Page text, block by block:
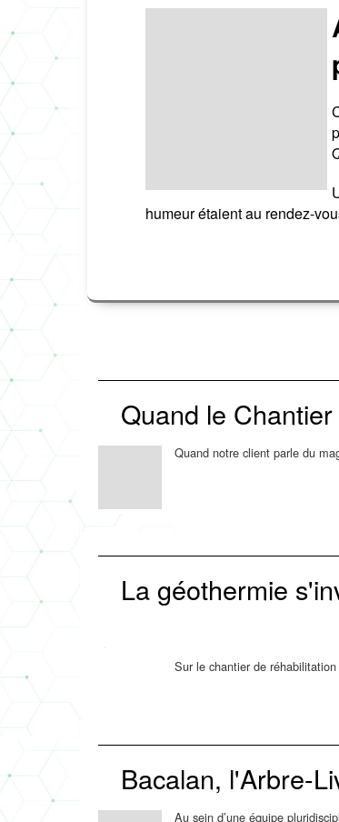
humeur étaient au rendez-
Quand le
Quand notre client parle du
La géothermie
Sur le chantier de
Bacalan, l'Arbre-
Au sein d’une équipe